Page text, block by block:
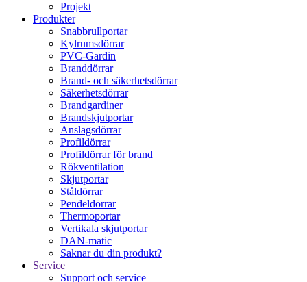
Projekt
Produkter
Snabbrullportar
Kylrumsdörrar
PVC-Gardin
Branddörrar
Brand- och säkerhetsdörrar
Säkerhetsdörrar
Brandgardiner
Brandskjutportar
Anslagsdörrar
Profildörrar
Profildörrar för brand
Rökventilation
Skjutportar
Ståldörrar
Pendeldörrar
Thermoportar
Vertikala skjutportar
DAN-matic
Saknar du din produkt?
Service
Support och service